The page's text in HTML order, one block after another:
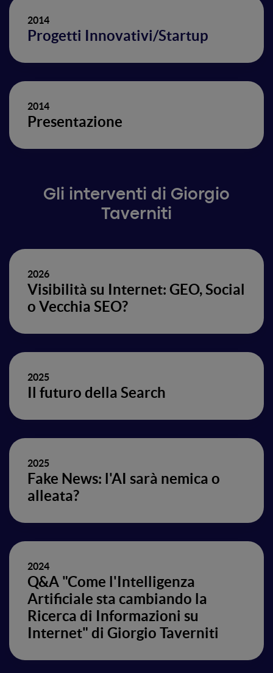
2014
Progetti Innovativi/Startup
2014
Presentazione
Gli interventi di Giorgio
Taverniti
2026
Visibilità su Internet: GEO, Social
o Vecchia SEO?
2025
Il futuro della Search
2025
Fake News: l'AI sarà nemica o
alleata?
2024
Q&A "Come l'Intelligenza
Artificiale sta cambiando la
Ricerca di Informazioni su
Internet" di Giorgio Taverniti